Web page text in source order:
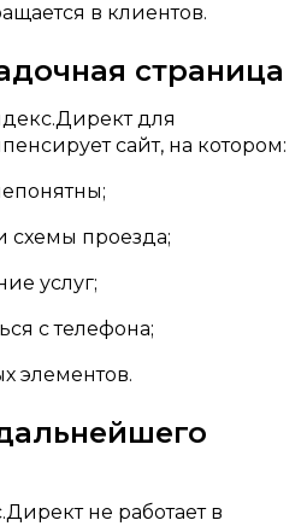
в клиентов.
страница
для
сайт, на котором:
схемы проезда;
услуг;
с телефона;
элементов.
не работает в